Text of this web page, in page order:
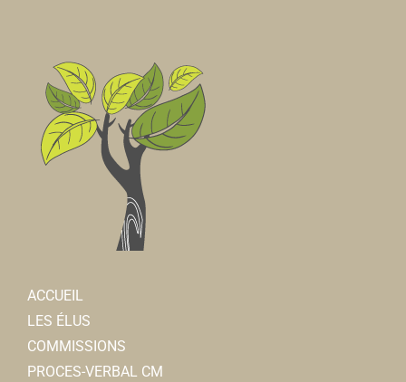
ACCUEIL
LES ÉLUS
COMMISSIONS
PROCES-VERBAL CM